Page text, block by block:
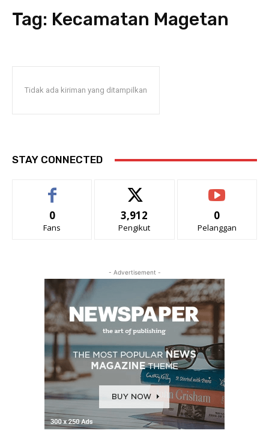
Tag: Kecamatan Magetan
Tidak ada kiriman yang ditampilkan
STAY CONNECTED
0
Fans
3,912
Pengikut
0
Pelanggan
- Advertisement -